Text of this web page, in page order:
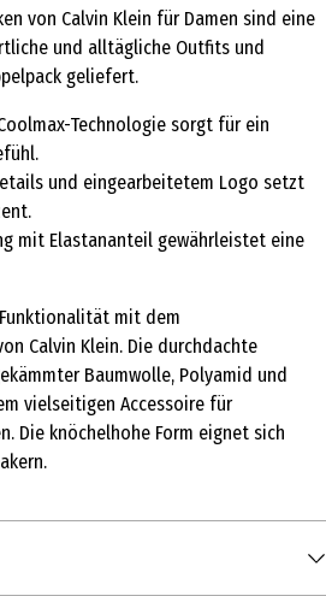
von Calvin Klein für Damen sind eine
und alltägliche Outfits und
geliefert.
Technologie sorgt für ein
und eingearbeitetem Logo setzt
mit Elastananteil gewährleistet eine
mit dem
Calvin Klein. Die durchdachte
Baumwolle, Polyamid und
vielseitigen Accessoire für
Die knöchelhohe Form eignet sich